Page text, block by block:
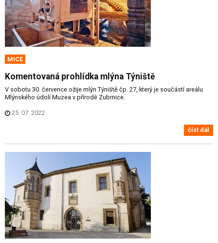
MICE
Komentovaná prohlídka mlýna Týniště
V sobotu 30. července ožije mlýn Týniště čp. 27, který je součástí areálu
Mlýnského údolí Muzea v přírodě Zubrnice.
25. 07. 2022
číst dál